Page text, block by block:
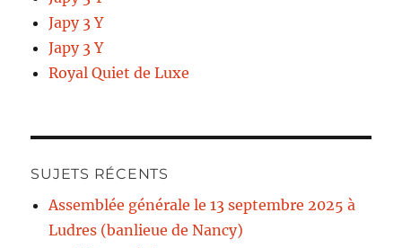
Japy 3 Y
Japy 3 Y
Royal Quiet de Luxe
SUJETS RÉCENTS
Assemblée générale le 13 septembre 2025 à
Ludres (banlieue de Nancy)